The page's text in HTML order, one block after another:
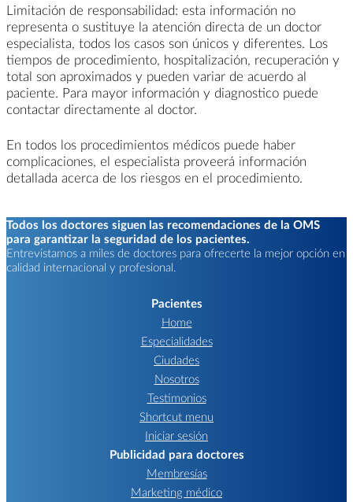
Limitación de responsabilidad: esta información no
representa o sustituye la atención directa de un doctor
especialista, todos los casos son únicos y diferentes. Los
tiempos de procedimiento, hospitalización, recuperación y
total son aproximados y pueden variar de acuerdo al
paciente. Para mayor información y diagnostico puede
contactar directamente al doctor.
En todos los procedimientos médicos puede haber
complicaciones, el especialista proveerá información
detallada acerca de los riesgos en el procedimiento.
Todos los doctores siguen las recomendaciones de la OMS
para garantizar la seguridad de los pacientes.
Entrevistamos a miles de doctores para ofrecerte la mejor opción en
calidad internacional y profesional.
Pacientes
Home
Especialidades
Ciudades
Nosotros
Testimonios
Shortcut menu
Iniciar sesión
Publicidad para doctores
Membresías
Marketing médico